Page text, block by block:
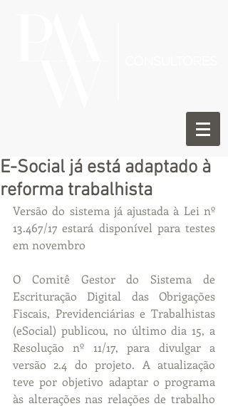
E-Social já está adaptado à
reforma trabalhista
Versão do sistema já ajustada à Lei nº
13.467/17 estará disponível para testes
em novembro
O Comitê Gestor do Sistema de
Escrituração Digital das Obrigações
Fiscais, Previdenciárias e Trabalhistas
(eSocial) publicou, no último dia 15, a
Resolução nº 11/17, para divulgar a
versão 2.4 do projeto. A atualização
teve por objetivo adaptar o programa
às alterações nas relações de trabalho